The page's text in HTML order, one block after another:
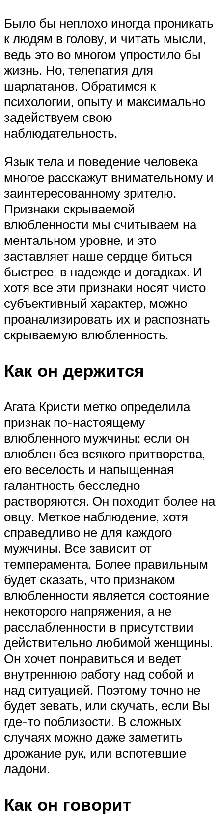
Было бы неплохо иногда проникать
к людям в голову, и читать мысли,
ведь это во многом упростило бы
жизнь. Но, телепатия для
шарлатанов. Обратимся к
психологии, опыту и максимально
задействуем свою
наблюдательность.
Язык тела и поведение человека
многое расскажут внимательному и
заинтересованному зрителю.
Признаки скрываемой
влюбленности мы считываем на
ментальном уровне, и это
заставляет наше сердце биться
быстрее, в надежде и догадках. И
хотя все эти признаки носят чисто
субъективный характер, можно
проанализировать их и распознать
скрываемую влюбленность.
Как он держится
Агата Кристи метко определила
признак по-настоящему
влюбленного мужчины: если он
влюблен без всякого притворства,
его веселость и напыщенная
галантность бесследно
растворяются. Он походит более на
овцу. Меткое наблюдение, хотя
справедливо не для каждого
мужчины. Все зависит от
темперамента. Более правильным
будет сказать, что признаком
влюбленности является состояние
некоторого напряжения, а не
расслабленности в присутствии
действительно любимой женщины.
Он хочет понравиться и ведет
внутреннюю работу над собой и
над ситуацией. Поэтому точно не
будет зевать, или скучать, если Вы
где-то поблизости. В сложных
случаях можно даже заметить
дрожание рук, или вспотевшие
ладони.
Как он говорит